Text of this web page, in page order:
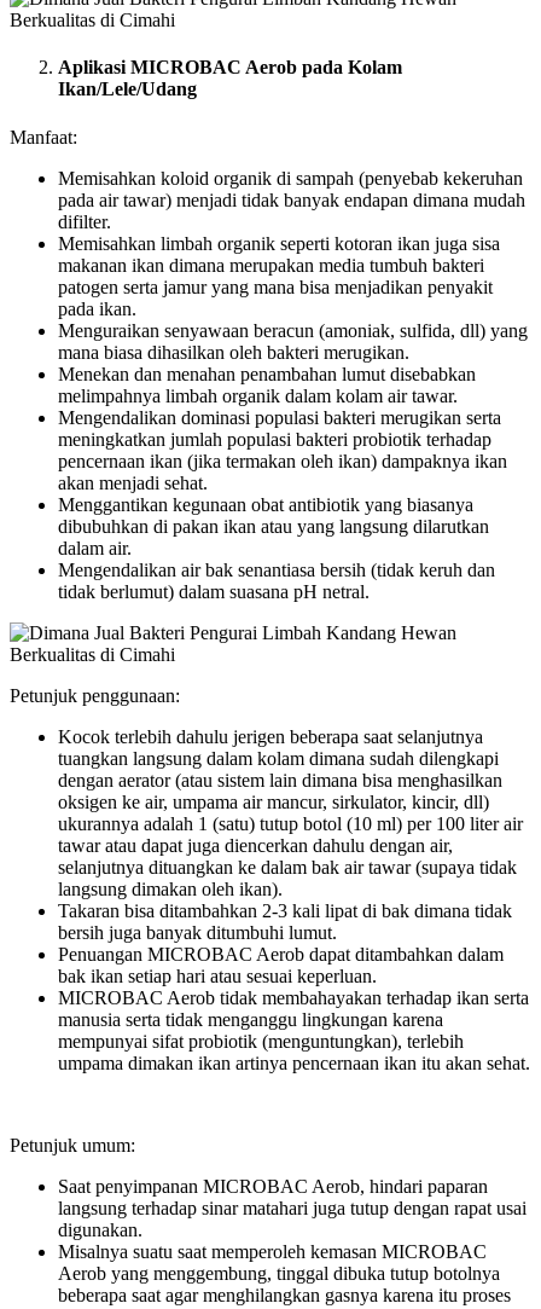
Aplikasi MICROBAC Aerob pada Kolam
Ikan/Lele/Udang
Manfaat:
Memisahkan koloid organik di sampah (penyebab kekeruhan
pada air tawar) menjadi tidak banyak endapan dimana mudah
difilter.
Memisahkan limbah organik seperti kotoran ikan juga sisa
makanan ikan dimana merupakan media tumbuh bakteri
patogen serta jamur yang mana bisa menjadikan penyakit
pada ikan.
Menguraikan senyawaan beracun (amoniak, sulfida, dll) yang
mana biasa dihasilkan oleh bakteri merugikan.
Menekan dan menahan penambahan lumut disebabkan
melimpahnya limbah organik dalam kolam air tawar.
Mengendalikan dominasi populasi bakteri merugikan serta
meningkatkan jumlah populasi bakteri probiotik terhadap
pencernaan ikan (jika termakan oleh ikan) dampaknya ikan
akan menjadi sehat.
Menggantikan kegunaan obat antibiotik yang biasanya
dibubuhkan di pakan ikan atau yang langsung dilarutkan
dalam air.
Mengendalikan air bak senantiasa bersih (tidak keruh dan
tidak berlumut) dalam suasana pH netral.
Petunjuk penggunaan:
Kocok terlebih dahulu jerigen beberapa saat selanjutnya
tuangkan langsung dalam kolam dimana sudah dilengkapi
dengan aerator (atau sistem lain dimana bisa menghasilkan
oksigen ke air, umpama air mancur, sirkulator, kincir, dll)
ukurannya adalah 1 (satu) tutup botol (10 ml) per 100 liter air
tawar atau dapat juga diencerkan dahulu dengan air,
selanjutnya dituangkan ke dalam bak air tawar (supaya tidak
langsung dimakan oleh ikan).
Takaran bisa ditambahkan 2-3 kali lipat di bak dimana tidak
bersih juga banyak ditumbuhi lumut.
Penuangan MICROBAC Aerob dapat ditambahkan dalam
bak ikan setiap hari atau sesuai keperluan.
MICROBAC Aerob tidak membahayakan terhadap ikan serta
manusia serta tidak menganggu lingkungan karena
mempunyai sifat probiotik (menguntungkan), terlebih
umpama dimakan ikan artinya pencernaan ikan itu akan sehat.
Petunjuk umum:
Saat penyimpanan MICROBAC Aerob, hindari paparan
langsung terhadap sinar matahari juga tutup dengan rapat usai
digunakan.
Misalnya suatu saat memperoleh kemasan MICROBAC
Aerob yang menggembung, tinggal dibuka tutup botolnya
beberapa saat agar menghilangkan gasnya karena itu proses